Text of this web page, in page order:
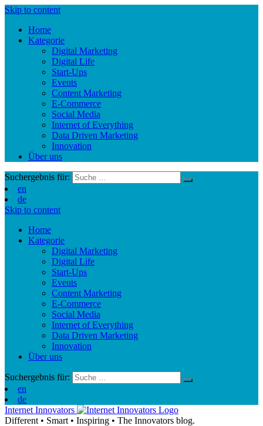
Skip to content
Home
Kategorie
Digital Marketing
Digital Life
Start-Ups
Events
Content Marketing
E-Commerce
Social Media
Internet of Everything
Data Driven Marketing
Innovation
Über uns
Suchergebnis für:
en
de
Skip to content
Home
Kategorie
Digital Marketing
Digital Life
Start-Ups
Events
Content Marketing
E-Commerce
Social Media
Internet of Everything
Data Driven Marketing
Innovation
Über uns
Suchergebnis für:
en
de
Internet Innovators
Different • Smart • Inspiring • The Innovators blog.